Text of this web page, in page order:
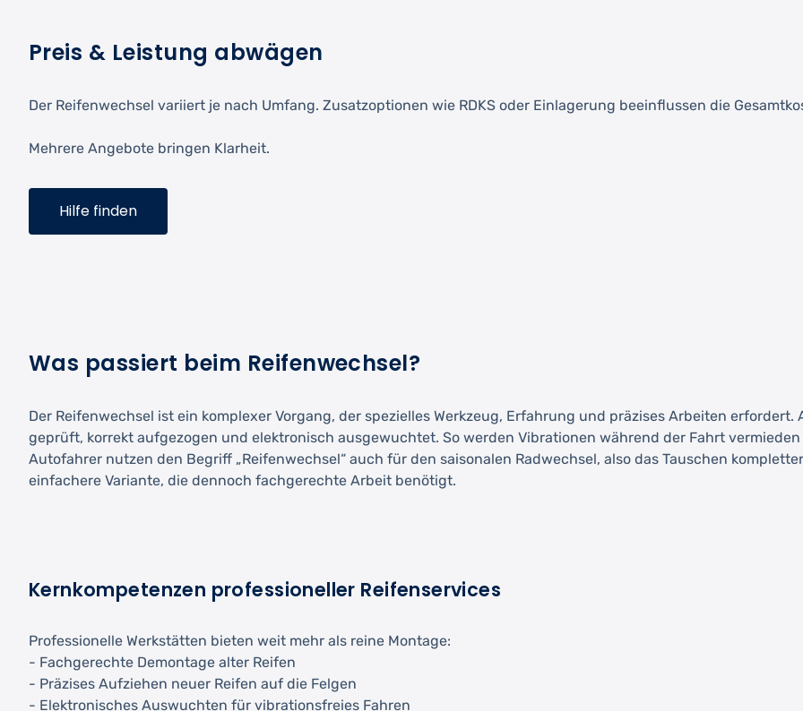
Preis & Leistung abwägen
Der Reifenwechsel variiert je nach Umfang. Zusatzoptionen wie RDKS oder Einlagerung beeinflussen die
Mehrere Angebote bringen Klarheit.
Hilfe finden
Was passiert beim Reifenwechsel?
Der Reifenwechsel ist ein komplexer Vorgang, der spezielles Werkzeug, Erfahrung und präzises Arbeiten
geprüft, korrekt aufgezogen und elektronisch ausgewuchtet. So werden Vibrationen während der Fahrt
Autofahrer nutzen den Begriff „Reifenwechsel“ auch für den saisonalen Radwechsel, also das Tauschen
einfachere Variante, die dennoch fachgerechte Arbeit benötigt.
Kernkompetenzen professioneller Reifenservices
Professionelle Werkstätten bieten weit mehr als reine Montage:
- Fachgerechte Demontage alter Reifen
- Präzises Aufziehen neuer Reifen auf die Felgen
- Elektronisches Auswuchten für vibrationsfreies Fahren